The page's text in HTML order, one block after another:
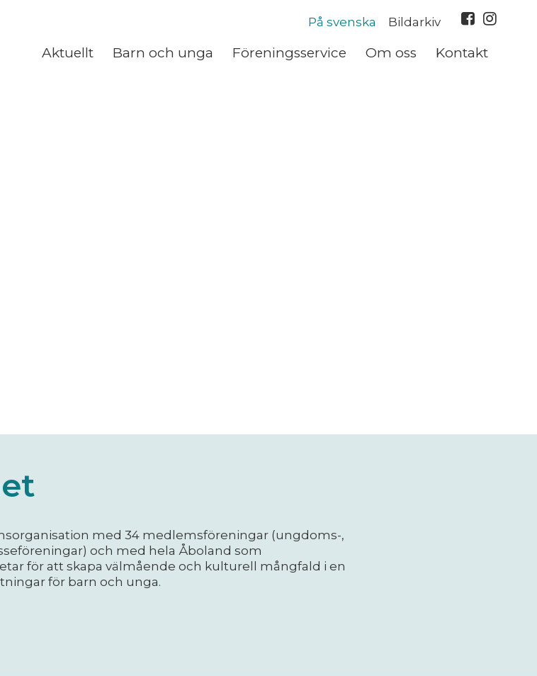
På svenska Bildarkiv
Aktuellt Barn och unga Föreningsservice Om oss Kontakt
med 34 medlemsföreningar (ungdoms-,
och med hela Åboland som
för att skapa välmående och kulturell mångfald i en
för barn och unga.